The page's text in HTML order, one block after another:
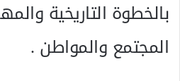
بالخطوة التاريخية
المجتمع والمواطن .